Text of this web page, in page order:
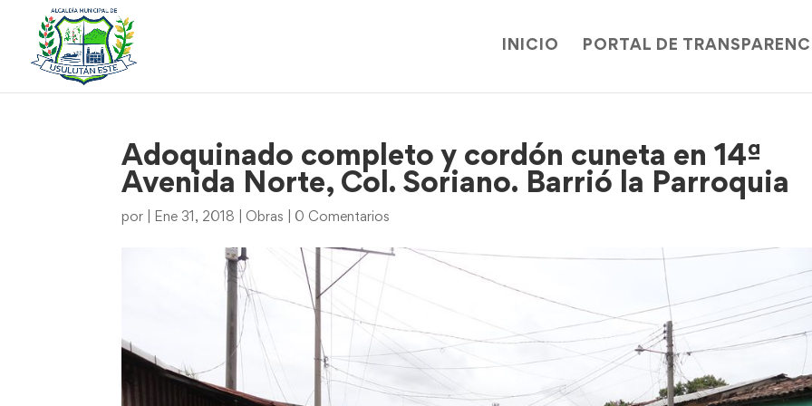
INICIO PORTAL DE
Adoquinado completo y cordón cuneta en 14ª
Avenida Norte, Col. Soriano. Barrió la Parroquia
por Ene 31, 2018 Obras 0 Comentarios